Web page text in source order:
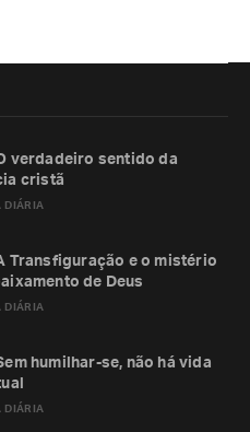
DIÁRIA
verdadeiro sentido da
cristã
DIÁRIA
Transfiguração e o mistério
de Deus
DIÁRIA
humilhar-se, não há vida